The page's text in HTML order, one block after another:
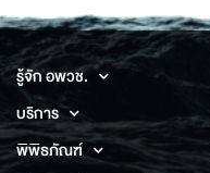
รู้จัก อพวช.
บริการ
พิพิธภัณฑ์